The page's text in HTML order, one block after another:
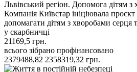
Львівський регіон. Допомога дітям з
Компанія Київстар ініціювала
допомагати дітям з хворобами серця
у скарбничці
21169,5 грн.
всього зібрано профінансовано
2379488,82 2358319,32 грн.